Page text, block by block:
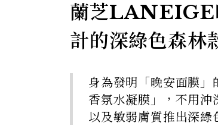
蘭芝LANEIGE
計的深綠色森林
身為發明「晚安面膜
香氛水凝膜」，不用
以及敏弱膚質推出深綠